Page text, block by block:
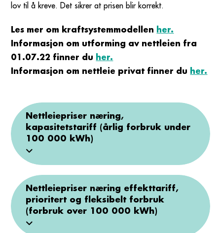
lov til å kreve. Det sikrer at prisen blir korrekt.
Les mer om kraftsystemmodellen her.
Informasjon om utforming av nettleien fra
01.07.22 finner du her.
Informasjon om nettleie privat finner du her.
Nettleiepriser næring,
kapasitetstariff (årlig forbruk under
100 000 kWh)
Nettleiepriser næring effekttariff,
prioritert og fleksibelt forbruk
(forbruk over 100 000 kWh)